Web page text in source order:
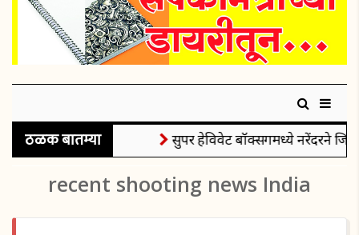
ठळक बातम्या सुपर हेविवेट बॉक्सिंगमध्ये नरेंदरने
recent shooting news India